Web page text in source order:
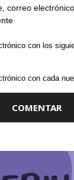
correo
con los
con cada